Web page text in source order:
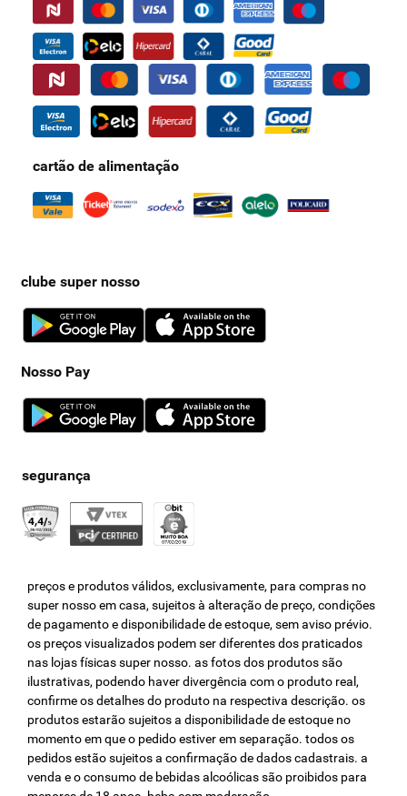
cartão de alimentação
clube super nosso
Nosso Pay
preços e produtos válidos, exclusivamente, para compras no
super nosso em casa, sujeitos à alteração de preço, condições
de pagamento e disponibilidade de estoque, sem aviso prévio.
os preços visualizados podem ser diferentes dos praticados
nas lojas físicas super nosso. as fotos dos produtos são
ilustrativas, podendo haver divergência com o produto real,
confirme os detalhes do produto na respectiva descrição. os
produtos estarão sujeitos a disponibilidade de estoque no
momento em que o pedido estiver em separação. todos os
pedidos estão sujeitos a confirmação de dados cadastrais. a
venda e o consumo de bebidas alcoólicas são proibidos para